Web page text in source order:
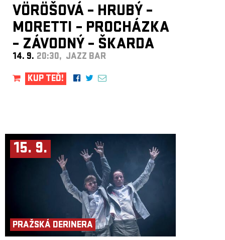
VÖRÖŠOVÁ – HRUBÝ –
MORETTI – PROCHÁZKA
– ZÁVODNÝ – ŠKARDA
14. 9. 20:30, JAZZ BAR
KUP TEĎ!
15. 9.
PRAŽSKÁ DERINERA